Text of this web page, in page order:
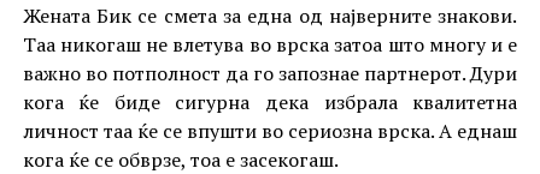
Жената Бик се смета за една од најверните знакови.
Таа никогаш не влетува во врска затоа што многу и е
важно во потполност да го запознае партнерот. Дури
кога ќе биде сигурна дека избрала квалитетна
личност таа ќе се впушти во сериозна врска. А еднаш
кога ќе се обврзе, тоа е засекогаш.